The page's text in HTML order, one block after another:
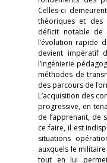
Celles-ci
théoriques et des
déficit notable de
l’évolution rapide
devient impératif
l’ingénierie
méthodes de
des parcours de
L’acquisition des
progressive, en
de l’apprenant, de
ce faire, il est
situations
auxquels le
tout en lui